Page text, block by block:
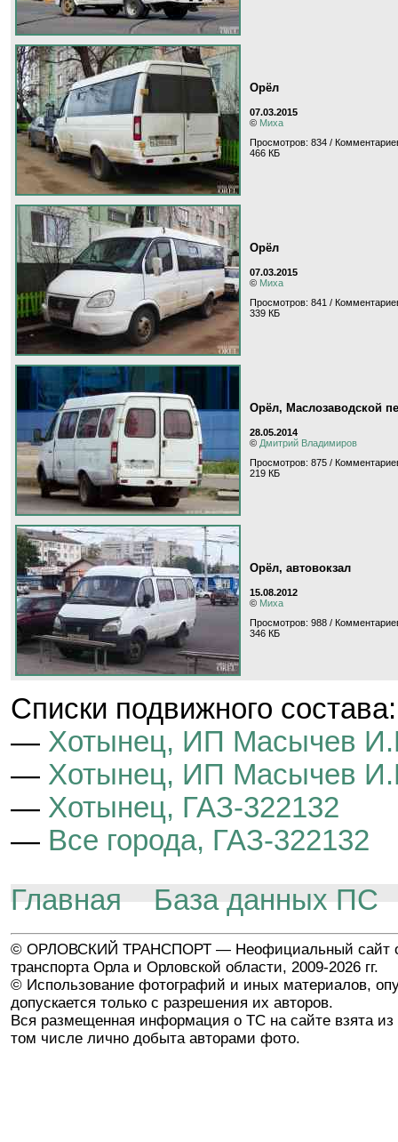
Орёл
07.03.2015
© Миха
Просмотров: 834 /
466 КБ
Орёл
07.03.2015
© Миха
Просмотров: 841 /
339 КБ
Орёл, Маслозаводской
28.05.2014
© Дмитрий Владимиров
Просмотров: 875 /
219 КБ
Орёл, автовокзал
15.08.2012
© Миха
Просмотров: 988 /
346 КБ
Cписки подвижного состава:
— Хотынец, ИП Масычев
— Хотынец, ИП Масычев
— Хотынец, ГАЗ-322132
— Все города, ГАЗ-322132
Главная
База данных ПС
© ОРЛОВСКИЙ ТРАНСПОРТ — Неофициальный сайт
транспорта Орла и Орловской области, 2009-2026 гг.
© Использование фотографий и иных материалов,
допускается только с разрешения их авторов.
Вся размещенная информация о ТС на сайте взята из
том числе лично добыта авторами фото.